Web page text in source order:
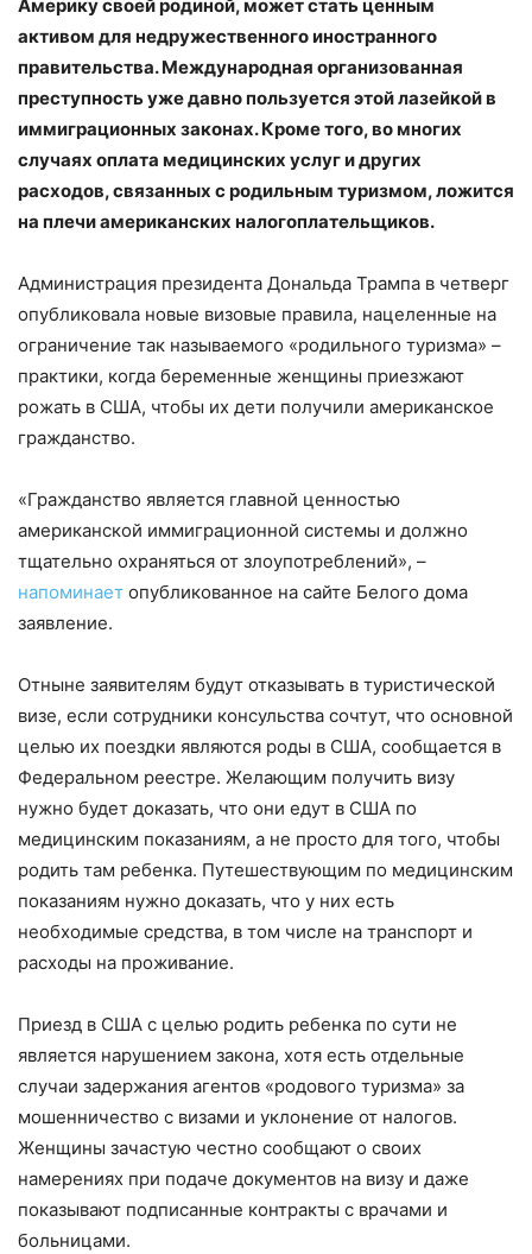
Америку своей родиной, может стать ценным
активом для недружественного иностранного
правительства. Международная организованная
преступность уже давно пользуется этой лазейкой в
иммиграционных законах. Кроме того, во многих
случаях оплата медицинских услуг и других
расходов, связанных с родильным туризмом, ложится
на плечи американских налогоплательщиков.
Администрация президента Дональда Трампа в четверг
опубликовала новые визовые правила, нацеленные на
ограничение так называемого «родильного туризма» –
практики, когда беременные женщины приезжают
рожать в США, чтобы их дети получили американское
гражданство.
«Гражданство является главной ценностью
американской иммиграционной системы и должно
тщательно охраняться от злоупотреблений», –
напоминает опубликованное на сайте Белого дома
заявление.
Отныне заявителям будут отказывать в туристической
визе, если сотрудники консульства сочтут, что основной
целью их поездки являются роды в США, сообщается в
Федеральном реестре. Желающим получить визу
нужно будет доказать, что они едут в США по
медицинским показаниям, а не просто для того, чтобы
родить там ребенка. Путешествующим по медицинским
показаниям нужно доказать, что у них есть
необходимые средства, в том числе на транспорт и
расходы на проживание.
Приезд в США с целью родить ребенка по сути не
является нарушением закона, хотя есть отдельные
случаи задержания агентов «родового туризма» за
мошенничество с визами и уклонение от налогов.
Женщины зачастую честно сообщают о своих
намерениях при подаче документов на визу и даже
показывают подписанные контракты с врачами и
больницами.